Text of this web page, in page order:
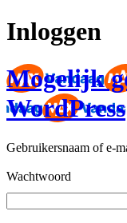
Inloggen
Mogelijk
WordPress
Gebruikersnaam of e-
Wachtwoord